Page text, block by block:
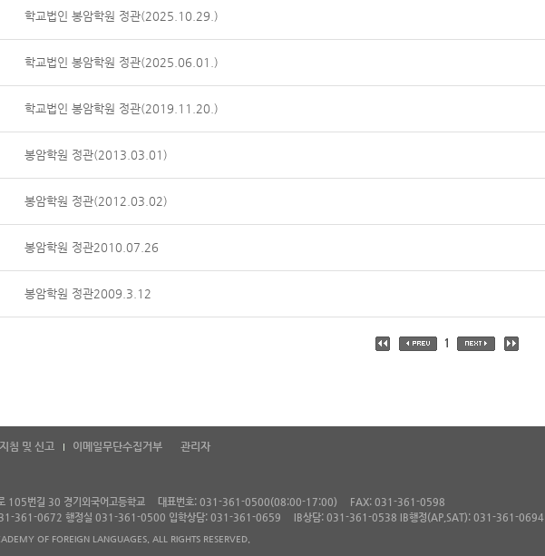
학교법인 봉암학원 정관(2025.10.29.)
학교법인 봉암학원 정관(2025.06.01.)
학교법인 봉암학원 정관(2019.11.20.)
봉암학원 정관(2013.03.01)
봉암학원 정관(2012.03.02)
봉암학원 정관2010.07.26
봉암학원 정관2009.3.12
1
침 및 신고 이메일무단수집거부 관리자
105번길 30 경기외국어고등학교 대표번호: 031-361-0500(08:00-17:00)
FAX: 031-361-0598
361-0672 행정실 031-361-0500 입학상담: 031-361-0659
IB상담: 031-361-0538 IB행정(AP,SAT): 031-361-0694
OF FOREIGN LANGUAGES. ALL RIGHTS RESERVED.